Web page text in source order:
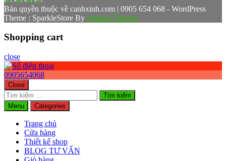
Bản quyền thuộc về canhxinh.com | 0905 654 068 - WordPress
Theme : SparkleStore By Sparkle Themes
Shopping cart
close
0905654068
Close
Tìm
kiếm
cho:
Menu Categories
Trang chủ
Cửa hàng
Thiết kế shop
BLOG TƯ VẤN